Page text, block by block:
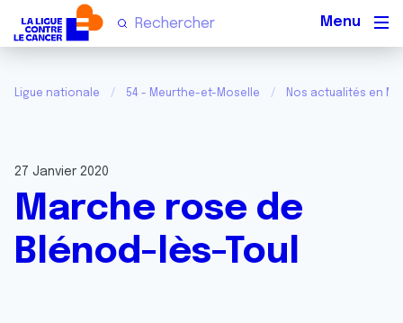
Ligue nationale 54 - Meurthe-et-Moselle Nos actualités en
27 Janvier 2020
Marche rose de
Blénod-lès-Toul